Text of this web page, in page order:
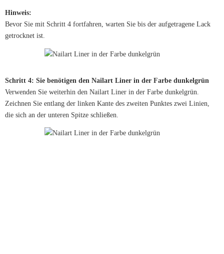
Hinweis:
Bevor Sie mit Schritt 4 fortfahren, warten Sie bis der aufgetragene Lack
getrocknet ist.
Schritt 4: Sie benötigen den Nailart Liner in der Farbe dunkelgrün
Verwenden Sie weiterhin den Nailart Liner in der Farbe dunkelgrün.
Zeichnen Sie entlang der linken Kante des zweiten Punktes zwei Linien,
die sich an der unteren Spitze schließen.